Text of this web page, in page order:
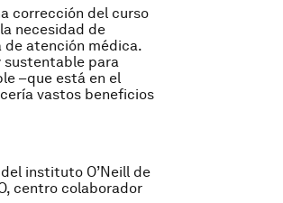
corrección del curso
necesidad de
atención médica.
sustentable para
–que está en el
vastos beneficios
instituto O’Neill de
centro colaborador